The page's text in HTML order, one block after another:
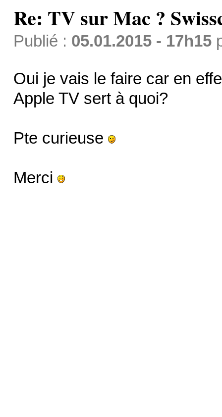
Re: TV sur Mac ?
Publié : 05.01.2015 - 17h15
Oui je vais le faire car en
Apple TV sert à quoi?
Pte curieuse
Merci